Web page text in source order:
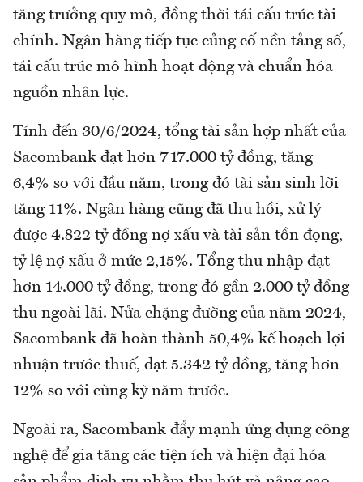
tăng trưởng quy mô, đồng thời tái cấu trúc tài
chính. Ngân hàng tiếp tục củng cố nền tảng số,
tái cấu trúc mô hình hoạt động và chuẩn hóa
nguồn nhân lực.
Tính đến 30/6/2024, tổng tài sản hợp nhất của
Sacombank đạt hơn 717.000 tỷ đồng, tăng
6,4% so với đầu năm, trong đó tài sản sinh lời
tăng 11%. Ngân hàng cũng đã thu hồi, xử lý
được 4.822 tỷ đồng nợ xấu và tài sản tồn đọng,
tỷ lệ nợ xấu ở mức 2,15%. Tổng thu nhập đạt
hơn 14.000 tỷ đồng, trong đó gần 2.000 tỷ đồng
thu ngoài lãi. Nửa chặng đường của năm 2024,
Sacombank đã hoàn thành 50,4% kế hoạch lợi
nhuận trước thuế, đạt 5.342 tỷ đồng, tăng hơn
12% so với cùng kỳ năm trước.
Ngoài ra, Sacombank đẩy mạnh ứng dụng công
nghệ để gia tăng các tiện ích và hiện đại hóa